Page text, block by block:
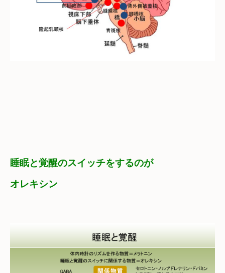
睡眠と覚醒のスイッチをするのが
オレキシン